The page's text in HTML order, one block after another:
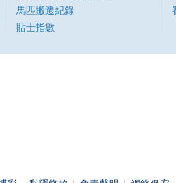
馬匹搬遷紀錄
貼士指數